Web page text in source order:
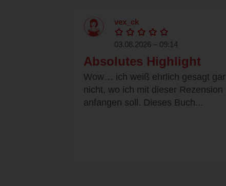
vex_ck
03.08.2026 – 09:14
Absolutes Highlight
Wow… ich weiß ehrlich gesagt gar
nicht, wo ich mit dieser Rezension
anfangen soll. Dieses Buch...